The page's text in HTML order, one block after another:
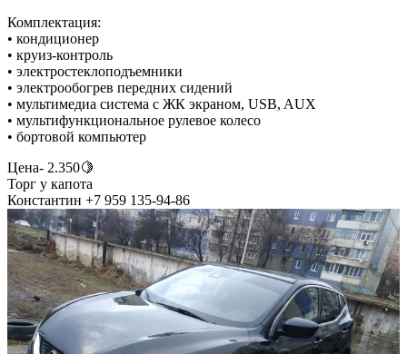
Комплектация:
• кондиционер
• круиз-контроль
• электростеклоподъемники
• электрообогрев передних сидений
• мультимедиа система с ЖК экраном, USB, AUX
• мультифункциональное рулевое колесо
• бортовой компьютер
Цена- 2.350🍋
Торг у капота
Константин +7 959 135-94-86